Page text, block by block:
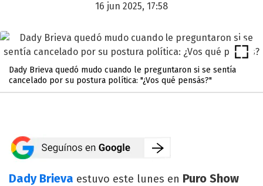
16 jun 2025, 17:58
Dady Brieva quedó mudo cuando le preguntaron si se sentía
cancelado por su postura política: "¿Vos qué pensás?"
Dady Brieva estuvo este lunes en Puro Show